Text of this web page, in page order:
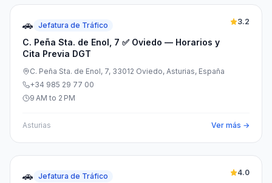
🚗 Jefatura de Tráfico
C. Peña Sta. de Enol, 7 ✅ Oviedo — Horarios y
Cita Previa DGT
3.2
C. Peña Sta. de Enol, 7, 33012 Oviedo, Asturias, España
+34 985 29 77 00
9 AM to 2 PM
Asturias Ver más →
🚗 Jefatura de Tráfico 4.0